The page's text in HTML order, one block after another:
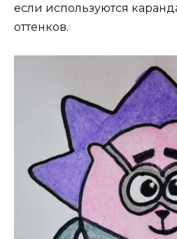
если используются
оттенков.